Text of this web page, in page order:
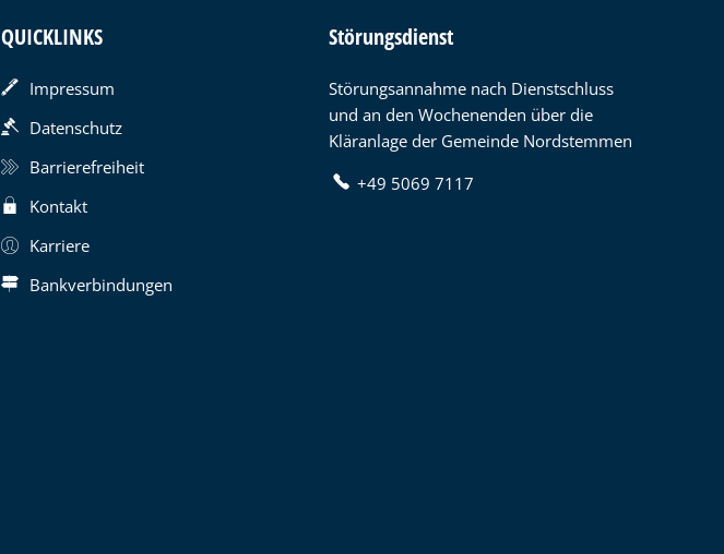
QUICKLINKS
Impressum
Datenschutz
Barrierefreiheit
Kontakt
Karriere
Bankverbindungen
Störungsdienst
Störungsannahme nach Dienstschluss
und an den Wochenenden über die
Kläranlage der Gemeinde Nordstemmen
+49 5069 7117